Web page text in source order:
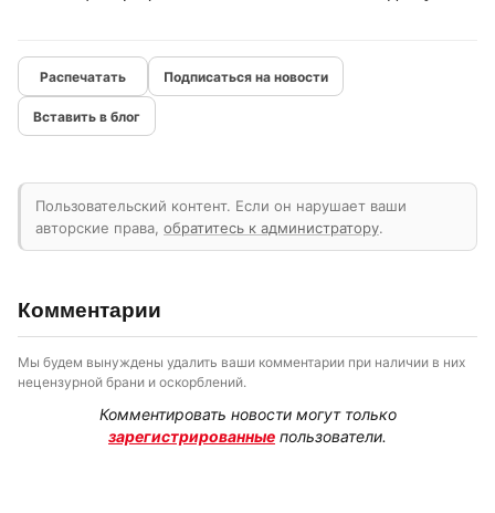
Подписаться на новости
Вставить в блог
Пользовательский контент. Если он нарушает ваши
авторские права, обратитесь к администратору.
Комментарии
Мы будем вынуждены удалить ваши комментарии при наличии в них
нецензурной брани и оскорблений.
Комментировать новости могут только
зарегистрированные пользователи.